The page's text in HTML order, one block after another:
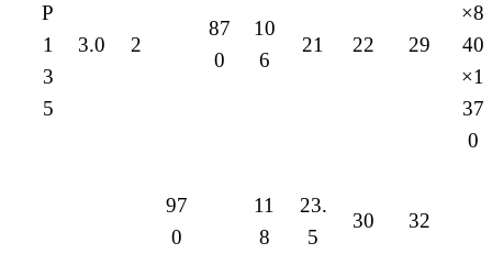
P
1
3
5
3.0 2
87
0
10
6
21 22 29
×8
40
×1
37
0
97
0
11
8
23.
5
30 32